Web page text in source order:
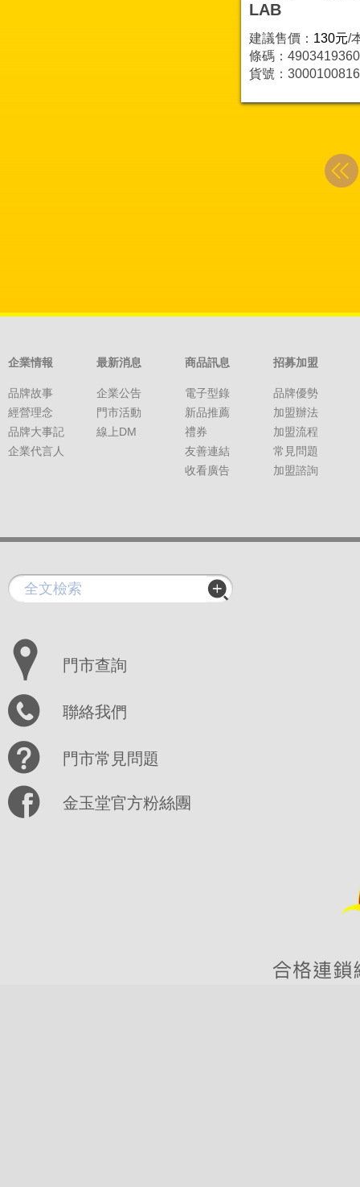
LAB
建議售價： 130元/
條碼：
貨號：3000100816
企業情報
品牌故事
經營理念
品牌大事記
企業代言人
最新消息
企業公告
門市活動
線上DM
商品訊息
電子型錄
新品推薦
禮券
友善連結
收看廣告
招募加盟
品牌優勢
加盟辦法
加盟流程
常見問題
加盟諮詢
門市查詢
聯絡我們
門市常見問題
金玉堂官方粉絲團